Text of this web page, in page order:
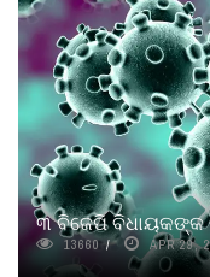
୩ ବିଜେପି ବିଧାୟକଙ୍କ
13660 APR 29,